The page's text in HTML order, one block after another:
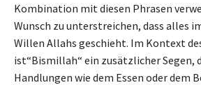
Kombination mit diesen Phrasen
Wunsch zu unterstreichen, dass alles
Willen Allahs geschieht. Im Kontext
ist“Bismillah“ ein zusätzlicher Segen,
Handlungen wie dem Essen oder dem